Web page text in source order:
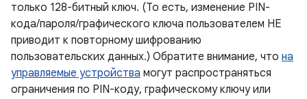
только 128-битный ключ. (То есть, изменение PIN-
кода/пароля/графического ключа пользователем НЕ
приводит к повторному шифрованию
пользовательских данных.) Обратите внимание, что на
управляемые устройства могут распространяться
ограничения по PIN-коду, графическому ключу или